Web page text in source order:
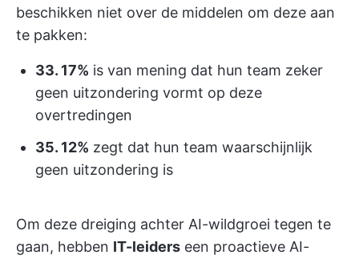
beschikken niet over de middelen om deze aan
te pakken:
33. 17% is van mening dat hun team zeker
geen uitzondering vormt op deze
overtredingen
35. 12% zegt dat hun team waarschijnlijk
geen uitzondering is
Om deze dreiging achter AI-wildgroei tegen te
gaan, hebben IT-leiders een proactieve AI-